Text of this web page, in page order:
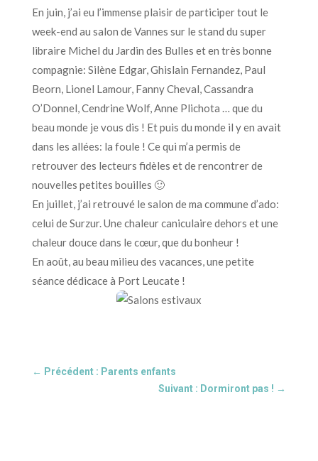
En juin, j’ai eu l’immense plaisir de participer tout le
week-end au salon de Vannes sur le stand du super
libraire Michel du Jardin des Bulles et en très bonne
compagnie: Silène Edgar, Ghislain Fernandez, Paul
Beorn, Lionel Lamour, Fanny Cheval, Cassandra
O’Donnel, Cendrine Wolf, Anne Plichota … que du
beau monde je vous dis ! Et puis du monde il y en avait
dans les allées: la foule ! Ce qui m’a permis de
retrouver des lecteurs fidèles et de rencontrer de
nouvelles petites bouilles 🙂
En juillet, j’ai retrouvé le salon de ma commune d’ado:
celui de Surzur. Une chaleur caniculaire dehors et une
chaleur douce dans le cœur, que du bonheur !
En août, au beau milieu des vacances, une petite
séance dédicace à Port Leucate !
← Précédent : Parents enfants
Suivant : Dormiront pas ! →